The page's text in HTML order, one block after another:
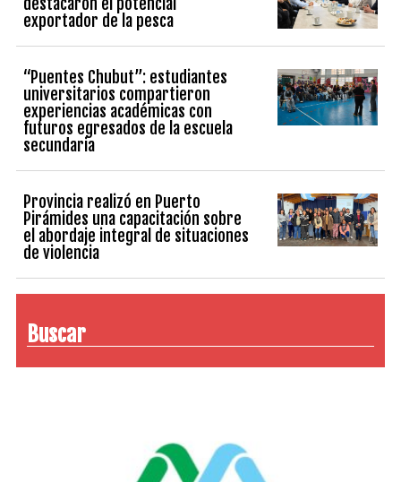
exportador de la pesca
“Puentes Chubut”: estudiantes
universitarios compartieron
experiencias académicas con
futuros egresados de la escuela
secundaria
Provincia realizó en Puerto
Pirámides una capacitación sobre
el abordaje integral de situaciones
de violencia
Buscar